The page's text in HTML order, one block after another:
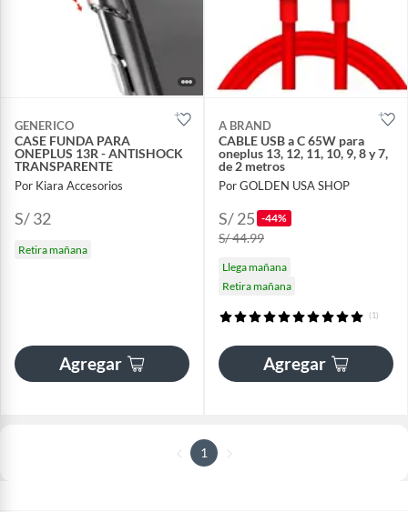
GENERICO
CASE FUNDA PARA
ONEPLUS 13R - ANTISHOCK
TRANSPARENTE
Por Kiara Accesorios
S/ 32
Retira mañana
Agregar
A BRAND
CABLE USB a C 65W para
oneplus 13, 12, 11, 10, 9, 8 y 7,
de 2 metros
Por GOLDEN USA SHOP
S/ 25 -44%
S/ 44.99
Llega mañana
Retira mañana
(1)
Agregar
1